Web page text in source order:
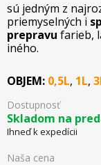
sú jedným z
priemyselných i
prepravu farieb,
iného.
OBJEM: 0,5L, 1L,
Dostupnosť
Skladom na
Ihneď k expedícii
Naša cena